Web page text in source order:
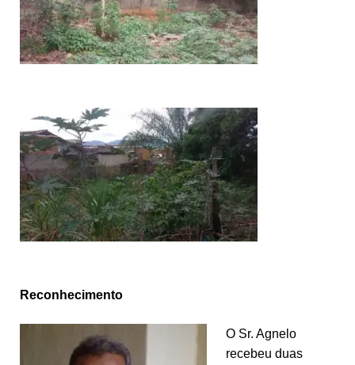
Reconhecimento
O Sr. Agnelo
recebeu duas